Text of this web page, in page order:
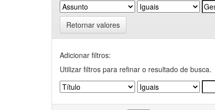
Retornar valores
Adicionar filtros:
Utilizar filtros para refinar o resultado de busca.